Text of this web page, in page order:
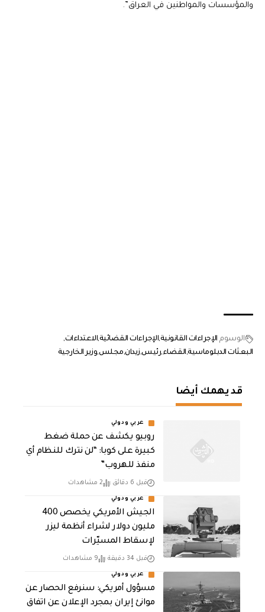
والمؤسسات والمواطنين في العراق”.
الوسوم الإجراءات القانونيةالإجراءات القضائيةالاعتداءات
البعثات الدبلوماسية القضاءرئيس زيدان مجلسوزير الخارجية
قد يهمك أيضا
عربي ودولي
روبيو يكشف عن حملة ضغط
كبيرة على كوبا: “لن نترك للنظام أي
منفذ للهروب”
قبل 6 دقائق 2 مشاهدات
عربي ودولي
الجيش الأمريكي يخصص 400
مليون دولار لشراء أنظمة ليزر
لإسقاط المسيّرات
قبل 34 دقيقة 9 مشاهدات
عربي ودولي
مسؤول أمريكي: سنرفع الحصار عن
موانئ إيران بمجرد الإعلان عن اتفاق